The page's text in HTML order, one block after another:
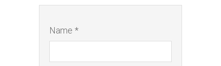
Name *